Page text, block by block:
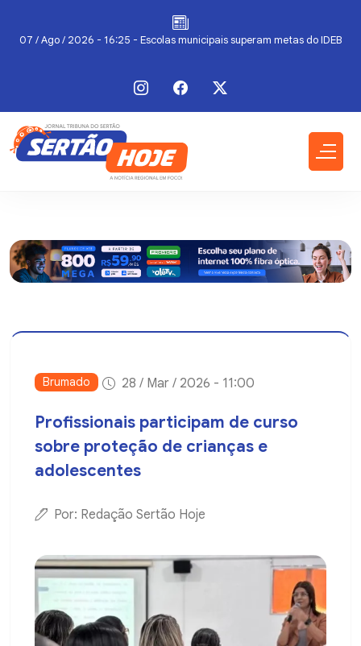
07 / Ago / 2026 - 16:25 - Escolas municipais superam metas do IDEB
Brumado 28 / Mar / 2026 - 11:00
Profissionais participam de curso
sobre proteção de crianças e
adolescentes
Por: Redação Sertão Hoje